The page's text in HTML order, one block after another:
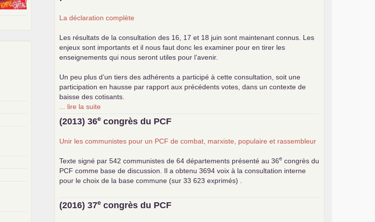
La déclaration complète
Les résultats de la consultation des 16, 17 et 18 juin sont maintenant connus. Les
enjeux sont importants et il nous faut donc les examiner pour en tirer les
enseignements qui nous seront utiles pour l’avenir.
Un peu plus d’un tiers des adhérents a participé à cette consultation, soit une
participation en hausse par rapport aux précédents votes, dans un contexte de
baisse des cotisants.
... lire la suite
(2013) 36e congrès du PCF
Unir les communistes pour un PCF de combat, marxiste, populaire et rassembleur
Texte signé par 542 communistes de 64 départements présenté au 36e congrès du
PCF comme base de discussion. Il a obtenu 3694 voix à la consultation interne
pour le choix de la base commune (sur 33 623 exprimés) .
(2016) 37e congrès du PCF